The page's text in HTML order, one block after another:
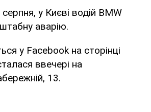
у Києві водій BMW
аварію.
у Facebook на сторінці
ввечері на
13.